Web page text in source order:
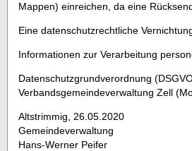
Mappen) einreichen, da eine
Eine datenschutzrechtliche
Informationen zur Verarbeitung
Datenschutzgrundverordnung
Verbandsgemeindeverwaltung Zell
Altstrimmig, 26.05.2020
Gemeindeverwaltung
Hans-Werner Peifer